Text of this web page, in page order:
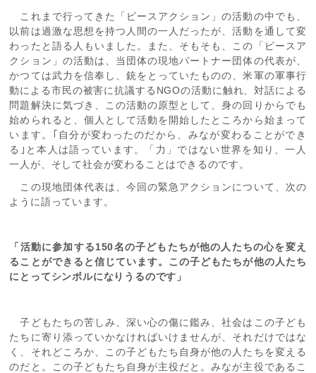
これまで行ってきた「ピースアクション」の活動の中でも、
以前は過激な思想を持つ人間の一人だったが、活動を通して変
わったと語る人もいました。また、そもそも、この「ピースア
クション」の活動は、当団体の現地パートナー団体の代表が、
かつては武力を信奉し、銃をとっていたものの、米軍の軍事行
動による市民の被害に抗議するNGOの活動に触れ、対話による
問題解決に気づき、この活動の原型として、身の回りからでも
始められると、個人として活動を開始したところから始まって
います。｢自分が変わったのだから、みなが変わることができ
る｣と本人は語っています。「力」ではない世界を知り、一人
一人が、そして社会が変わることはできるのです。
この現地団体代表は、今回の緊急アクションについて、次の
ように語っています。
「活動に参加する150名の子どもたちが他の人たちの心を変え
ることができると信じています。この子どもたちが他の人たち
にとってシンボルになりうるのです」
子どもたちの苦しみ、深い心の傷に鑑み、社会はこの子ども
たちに寄り添っていかなければいけませんが、それだけではな
く、それどころか、この子どもたち自身が他の人たちを変える
のだと。この子どもたち自身が主役だと。みなが主役であるこ